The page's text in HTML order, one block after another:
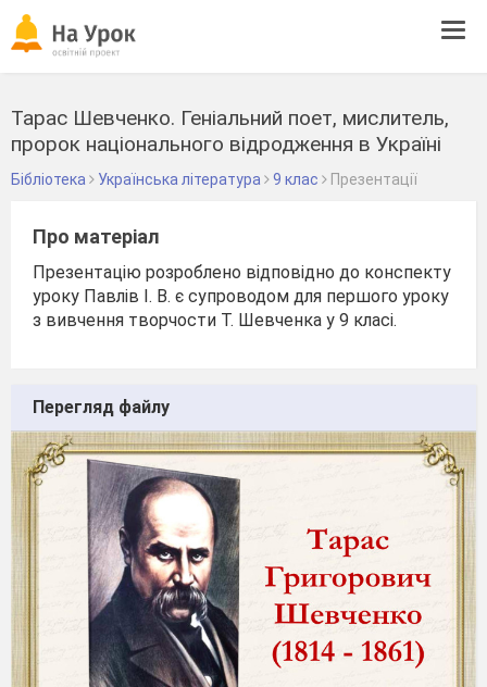
Тарас Шевченко. Геніальний поет, мислитель,
пророк національного відродження в Україні
Бібліотека Українська література 9 клас Презентації
Про матеріал
Презентацію розроблено відповідно до конспекту
уроку Павлів І. В. є супроводом для першого уроку
з вивчення творчости Т. Шевченка у 9 класі.
Перегляд файлу